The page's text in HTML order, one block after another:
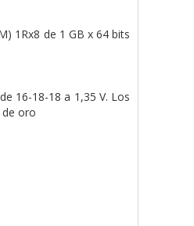
1Rx8 de 1 GB x 64 bits
16-18-18 a 1,35 V. Los
oro